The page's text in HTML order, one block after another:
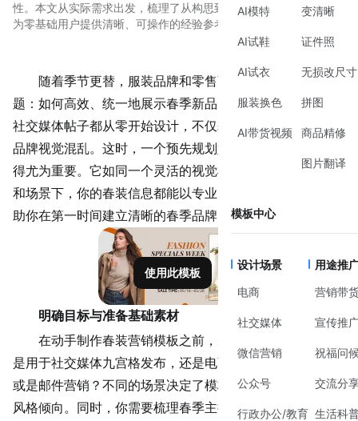
AI模特
AI试鞋
AI试衣
服装换色
AI带货视频
变清晰
证件照
无损改尺寸
拼图
商品精修
图片翻译
模板中心
设计场景
电商
社交媒体
微信营销
公众号
行政办公/教育
用途推
营销带
宣传推
祝福问
交流分
生活科
性。本文从实际需求出发，梳理了从构思到落地的完整思路，旨在
为零基础用户提供清晰、可操作的经验参考。
随着季节更替，服装品牌和零售商面临一个共同的课
题：如何高效、统一地展示春季新品。如果每张海报、每个
社交媒体帖子都从零开始设计，不仅耗时耗力，也容易导致
品牌视觉混乱。这时，一个预先规划好的
得尤为重要。它如同一个灵活的视觉框架，确保在不同平台
和场景下，你的春装信息都能以专业、协调的方式呈现，帮
助你在第一时间建立清晰的春季品牌印象。
使用此模板
明确目标与准备基础素材
在动手制作春装营销模板之前，先明确它的核心用途。
是用于社交媒体九宫格发布，还是电商主图、公众号头图，
或是邮件营销？不同的场景决定了模板的尺寸、信息密度和
风格倾向。同时，你需要梳理春季主推的服装系列、核心卖